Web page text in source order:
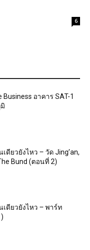
6
อาคาร SAT-1
ดียวยังไหว – วัด Jing’an,
Bund (ตอนที่ 2)
เดียวยังไหว – พาร์ท